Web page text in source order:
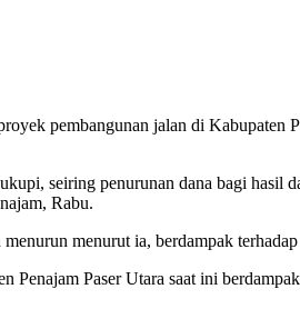
pembangunan jalan di Kabupaten
seiring penurunan dana bagi
Rabu.
menurut ia, berdampak
Penajam Paser Utara saat ini